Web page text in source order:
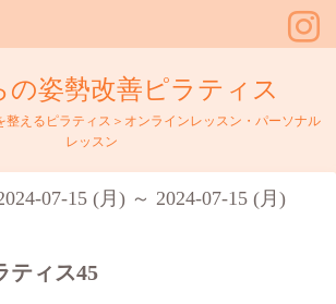
の姿勢改善ピラティス
整えるピラティス＞オンラインレッスン・パーソナル
レッスン
07-15 (月) ～ 2024-07-15 (月)
ティス45